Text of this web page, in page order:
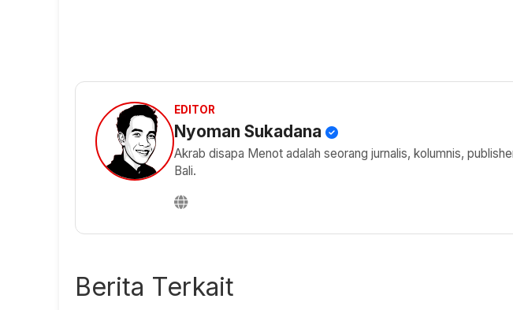
EDITOR
Nyoman Sukadana
Akrab disapa Menot adalah seorang jurnalis, kolumnis,
Bali.
Berita Terkait